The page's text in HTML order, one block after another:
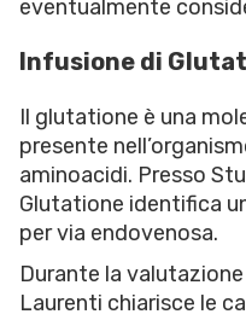
eventualmente
Infusione di
Il glutatione è una
presente
aminoacidi. Presso
Glutatione identifica
per via endovenosa.
Durante la
Laurenti chiarisce le